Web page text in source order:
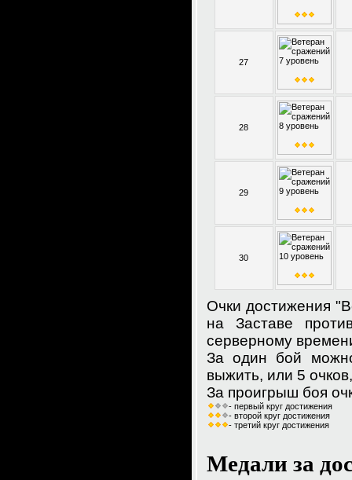
27
28
29
30
Очки достижения
на Заставе
серверному
За один бой
выжить, или 5
За проигрыш боя
- первый круг достижения
- второй круг достижения
- третий круг достижения
Медали за